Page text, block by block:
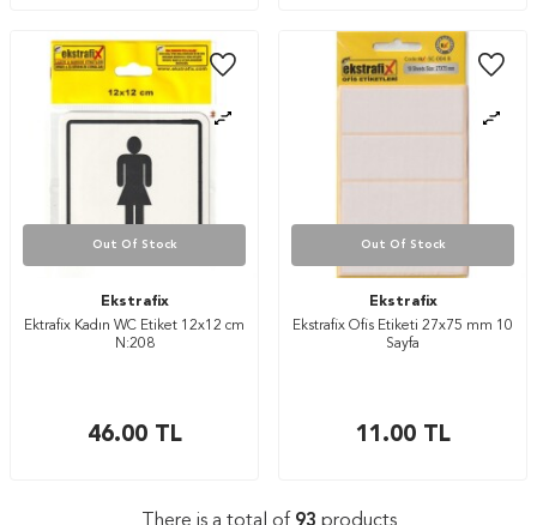
Out Of Stock
Ekstrafix
Ektrafix Kadın WC Etiket 12x12 cm
N:208
46.00TL
Out Of Stock
Ekstrafix
Ekstrafix Ofis Etiketi 27x75 mm 10
Sayfa
11.00TL